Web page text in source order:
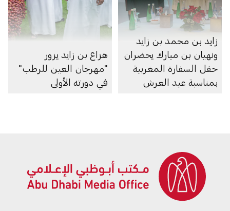
زايد بن محمد بن زايد
ونهيان بن مبارك يحضران
حفل السفارة المغربية
بمناسبة عيد العرش
هزاع بن زايد يزور
"مهرجان العين للرطب"
في دورته الأولى